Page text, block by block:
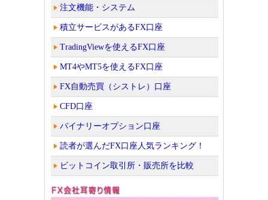
注文機能・システム
積立サービスがあるFX口座
TradingViewを使えるFX口座
MT4やMT5を使えるFX口座
FX自動売買（シストレ）口座
CFD口座
バイナリーオプション口座
読者が選んだFX口座人気ランキング！
ビットコイン取引所・販売所を比較